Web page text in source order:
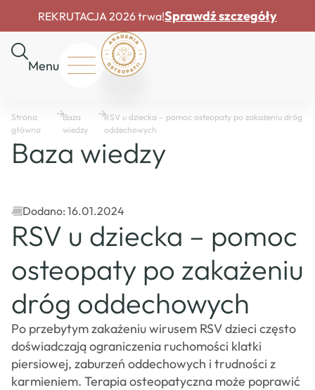
REKRUTACJA 2026 trwa!Sprawdź szczegóły
O
Rekrutacja
Dofinansowania
Master
Course
Baza
wiedzy
Mapa
osteopatów
CSAO
Sklep
Kontakt
Menu
Strona
główna
Baza
wiedzy
RSV u dziecka – pomoc osteopaty po zakażeniu dróg
oddechowych
Baza wiedzy
Dodano: 16.01.2024
RSV u dziecka – pomoc
osteopaty po zakażeniu
dróg oddechowych
Po przebytym zakażeniu wirusem RSV dzieci często
doświadczają ograniczenia ruchomości klatki
piersiowej, zaburzeń oddechowych i trudności z
karmieniem. Terapia osteopatyczna może poprawić